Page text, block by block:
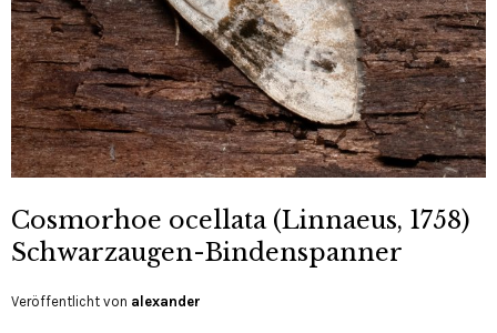
Cosmorhoe ocellata (Linnaeus, 1758)
Schwarzaugen-Bindenspanner
Veröffentlicht von alexander